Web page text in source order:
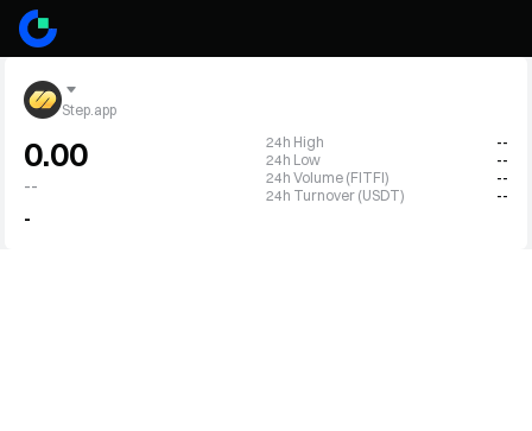
Step.app
0.00
--
-
24h High
--
24h Low
--
24h Volume (FITFI)
--
24h Turnover (USDT)
--